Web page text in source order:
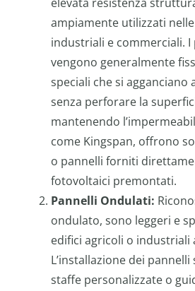
ampiamente utilizzati
industriali e commerciali. I
vengono generalmente
speciali che si agganciano
senza perforare la
mantenendo
come Kingspan, offrono
o pannelli forniti
fotovoltaici premontati.
Pannelli Ondulati:
ondulato, sono leggeri e
edifici agricoli o industriali
L’installazione dei
staffe personalizzate o